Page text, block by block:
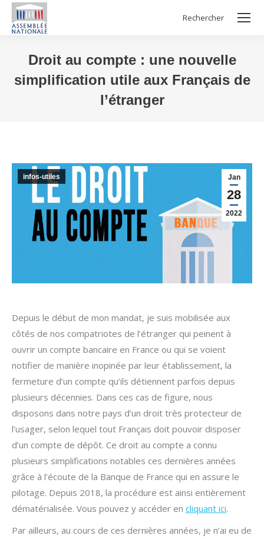
Search:
Rechercher
Droit au compte : une nouvelle
simplification utile aux Français de
l’étranger
Jan
28
2022
infos-utiles
Depuis le début de mon mandat, je suis mobilisée aux
côtés de nos compatriotes de l’étranger qui peinent à
ouvrir un compte bancaire en France ou qui se voient
notifier de manière inopinée par leur établissement, la
fermeture d’un compte qu’ils détiennent parfois depuis
plusieurs décennies. Dans ces cas de figure, nous
disposons dans notre pays d’un droit très protecteur de
l’usager, selon lequel tout Français doit pouvoir disposer
d’un compte de dépôt. Ce droit au compte a connu
plusieurs simplifications notables ces dernières années
grâce à l’écoute de la Banque de France qui en assure le
pilotage. Depuis 2018, la procédure est ainsi entièrement
dématérialisée. Vous pouvez y accéder en cliquant ici.
Par ailleurs, au cours de ces dernières années, je n’ai eu de